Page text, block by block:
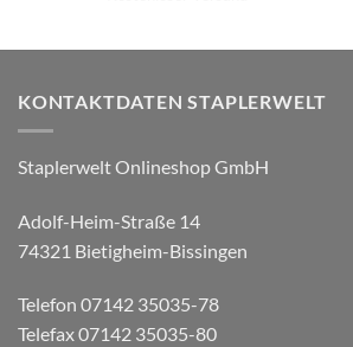
KONTAKTDATEN STAPLERWELT
Staplerwelt Onlineshop GmbH
Adolf-Heim-Straße 14
74321 Bietigheim-Bissingen
Telefon 07142 35035-78
Telefax 07142 35035-80